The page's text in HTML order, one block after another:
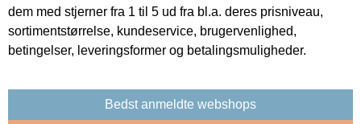
dem med stjerner fra 1 til 5 ud fra bl.a. deres prisniveau,
sortimentstørrelse, kundeservice, brugervenlighed,
betingelser, leveringsformer og betalingsmuligheder.
Bedst anmeldte webshops